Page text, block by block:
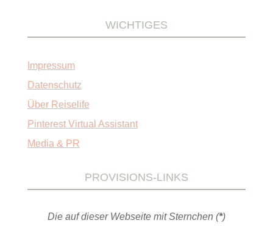
WICHTIGES
Impressum
Datenschutz
Über Reiselife
Pinterest Virtual Assistant
Media & PR
PROVISIONS-LINKS
Die auf dieser Webseite mit Sternchen (*)